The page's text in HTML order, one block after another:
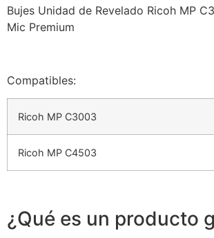
Bujes Unidad de Revelado Ricoh MP
Mic Premium
Compatibles:
Ricoh MP C3003
Ricoh MP C4503
¿Qué es un producto